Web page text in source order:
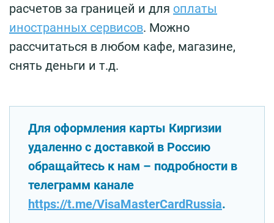
расчетов за границей и для оплаты
иностранных сервисов. Можно
рассчитаться в любом кафе, магазине,
снять деньги и т.д.
Для оформления карты Киргизии
удаленно с доставкой в Россию
обращайтесь к нам – подробности в
телеграмм канале
https://t.me/VisaMasterCardRussia.